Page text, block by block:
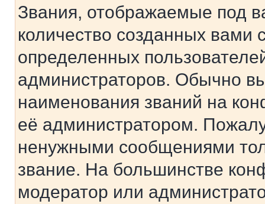
Звания, отображаемые под
количество созданных
определенных
администраторов. Обычно
наименования званий на
её администратором.
ненужными сообщениями
звание. На большинстве
модератор или